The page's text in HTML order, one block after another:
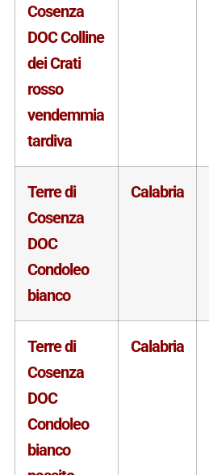
Cosenza
DOC Colline
dei Crati
rosso
vendemmia
tardiva
Terre di
Cosenza
DOC
Condoleo
bianco
Calabria
Terre di
Cosenza
DOC
Condoleo
bianco
Calabria